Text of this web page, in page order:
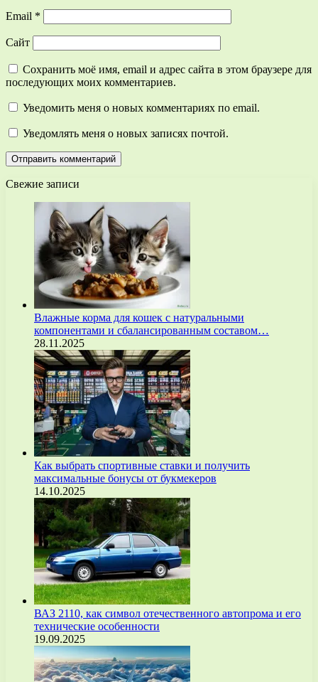
Email *
Сайт
Сохранить моё имя, email и адрес сайта в этом браузере для
последующих моих комментариев.
Уведомить меня о новых комментариях по email.
Уведомлять меня о новых записях почтой.
Свежие записи
Влажные корма для кошек с натуральными
компонентами и сбалансированным составом…
28.11.2025
Как выбрать спортивные ставки и получить
максимальные бонусы от букмекеров
14.10.2025
ВАЗ 2110, как символ отечественного автопрома и его
технические особенности
19.09.2025